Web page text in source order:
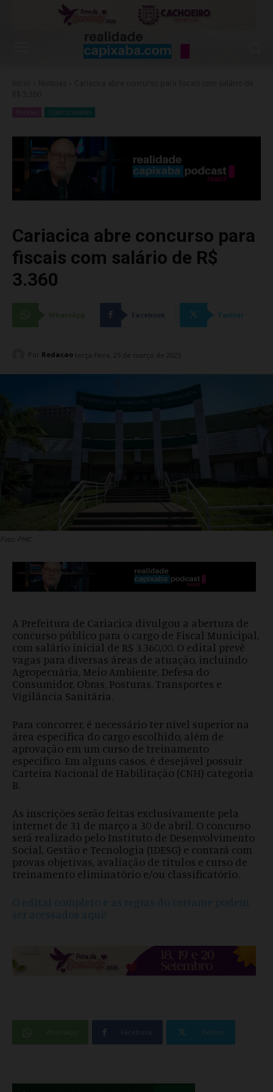
Oportunidades
Cariacica abre concurso para
fiscais com salário de R$
3.360
Facebook Twitter
Por Redacao terça-feira, 25 de março de 2025
Foto: PMC
A Prefeitura de Cariacica divulgou a abertura de
concurso público para o cargo de Fiscal Municipal,
com salário inicial de R$ 3.360,00. O edital prevê
vagas para diversas áreas de atuação, incluindo
Agropecuária, Meio Ambiente, Defesa do
Consumidor, Obras, Posturas, Transportes e
Vigilância Sanitária.
Para concorrer, é necessário ter nível superior na
área específica do cargo escolhido, além de
aprovação em um curso de treinamento
específico. Em alguns casos, é desejável possuir
Carteira Nacional de Habilitação (CNH) categoria
B.
As inscrições serão feitas exclusivamente pela
internet de 31 de março a 30 de abril. O concurso
será realizado pelo Instituto de Desenvolvimento
Social, Gestão e Tecnologia (IDESG) e contará com
provas objetivas, avaliação de títulos e curso de
treinamento eliminatório e/ou classificatório.
O edital completo e as regras do certame podem
ser acessados aqui!
Facebook Twitter